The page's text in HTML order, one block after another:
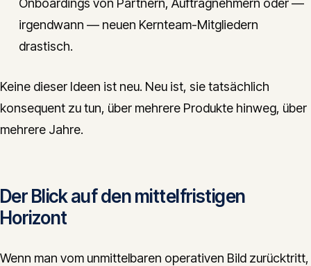
Onboardings von Partnern, Auftragnehmern oder —
irgendwann — neuen Kernteam-Mitgliedern
drastisch.
Keine dieser Ideen ist neu. Neu ist, sie tatsächlich
konsequent zu tun, über mehrere Produkte hinweg, über
mehrere Jahre.
Der Blick auf den mittelfristigen
Horizont
Wenn man vom unmittelbaren operativen Bild zurücktritt,